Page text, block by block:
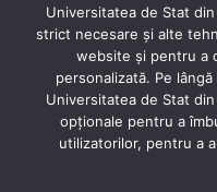
Oficiul
Universitatea de Stat
strict necesare și alte
website și pentru a
personalizată. Pe
Universitatea de Stat
opționale pentru a
utilizatorilor, pentru a